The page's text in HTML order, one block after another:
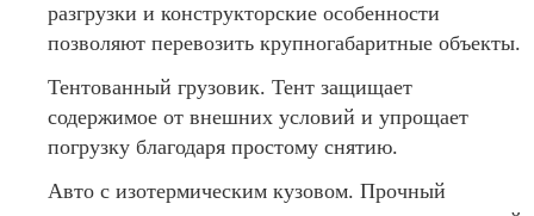
разгрузки и конструкторские особенности
позволяют перевозить крупногабаритные объекты.
Тентованный грузовик. Тент защищает
содержимое от внешних условий и упрощает
погрузку благодаря простому снятию.
Авто с изотермическим кузовом. Прочный